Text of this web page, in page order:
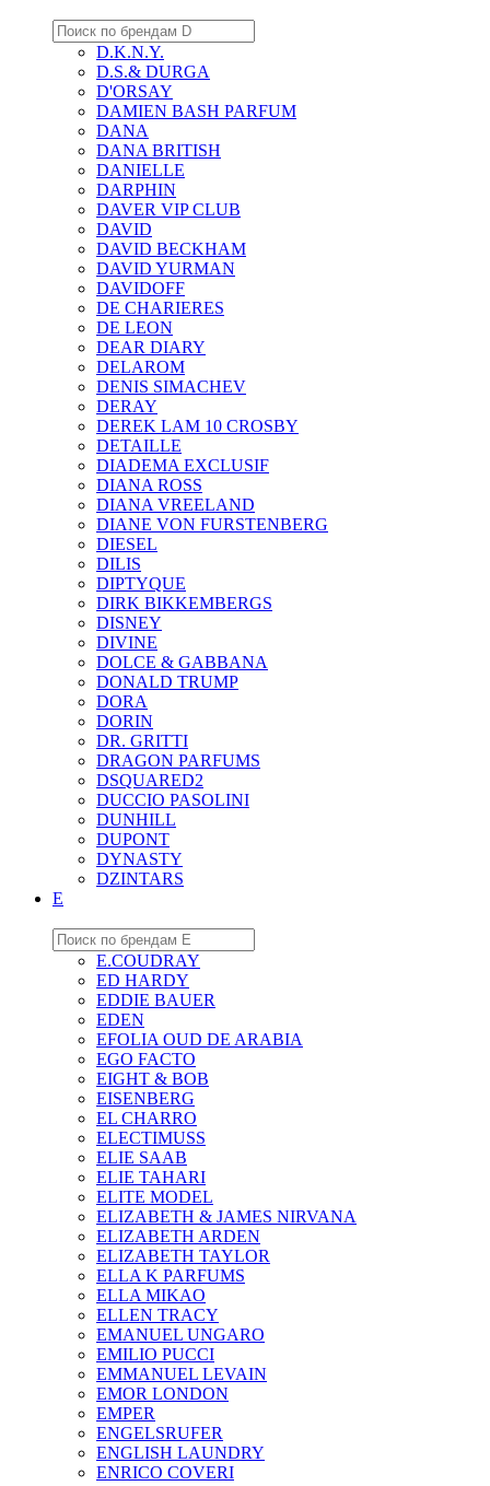
D.K.N.Y.
D.S.& DURGA
D'ORSAY
DAMIEN BASH PARFUM
DANA
DANA BRITISH
DANIELLE
DARPHIN
DAVER VIP CLUB
DAVID
DAVID BECKHAM
DAVID YURMAN
DAVIDOFF
DE CHARIERES
DE LEON
DEAR DIARY
DELAROM
DENIS SIMACHEV
DERAY
DEREK LAM 10 CROSBY
DETAILLE
DIADEMA EXCLUSIF
DIANA ROSS
DIANA VREELAND
DIANE VON FURSTENBERG
DIESEL
DILIS
DIPTYQUE
DIRK BIKKEMBERGS
DISNEY
DIVINE
DOLCE & GABBANA
DONALD TRUMP
DORA
DORIN
DR. GRITTI
DRAGON PARFUMS
DSQUARED2
DUCCIO PASOLINI
DUNHILL
DUPONT
DYNASTY
DZINTARS
E
E.COUDRAY
ED HARDY
EDDIE BAUER
EDEN
EFOLIA OUD DE ARABIA
EGO FACTO
EIGHT & BOB
EISENBERG
EL CHARRO
ELECTIMUSS
ELIE SAAB
ELIE TAHARI
ELITE MODEL
ELIZABETH & JAMES NIRVANA
ELIZABETH ARDEN
ELIZABETH TAYLOR
ELLA K PARFUMS
ELLA MIKAO
ELLEN TRACY
EMANUEL UNGARO
EMILIO PUCCI
EMMANUEL LEVAIN
EMOR LONDON
EMPER
ENGELSRUFER
ENGLISH LAUNDRY
ENRICO COVERI